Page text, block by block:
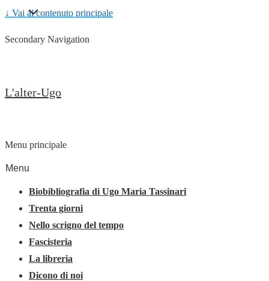
↓ Vai al contenuto principale
Secondary Navigation
L'alter-Ugo
Menu principale
Menu
Biobibliografia di Ugo Maria Tassinari
Trenta giorni
Nello scrigno del tempo
Fascisteria
La libreria
Dicono di noi